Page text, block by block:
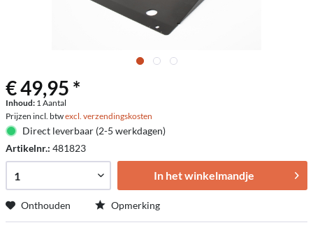
€ 49,95 *
Inhoud: 1 Aantal
Prijzen incl. btwexcl. verzendingskosten
Direct leverbaar (2-5 werkdagen)
Artikelnr.: 481823
In het winkelmandje
Onthouden Opmerking